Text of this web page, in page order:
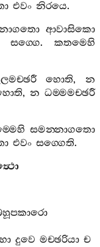
එවං නිරයෙ.
ආවාසිකො
සග‍්ගෙ.කතමෙහි
හොති, න
,න ධම‍්මමච‍්ඡරී
සමන‍්නාගතො
එවං සග‍්ගෙති.
දුවෙ මච‍්ඡරියා ච